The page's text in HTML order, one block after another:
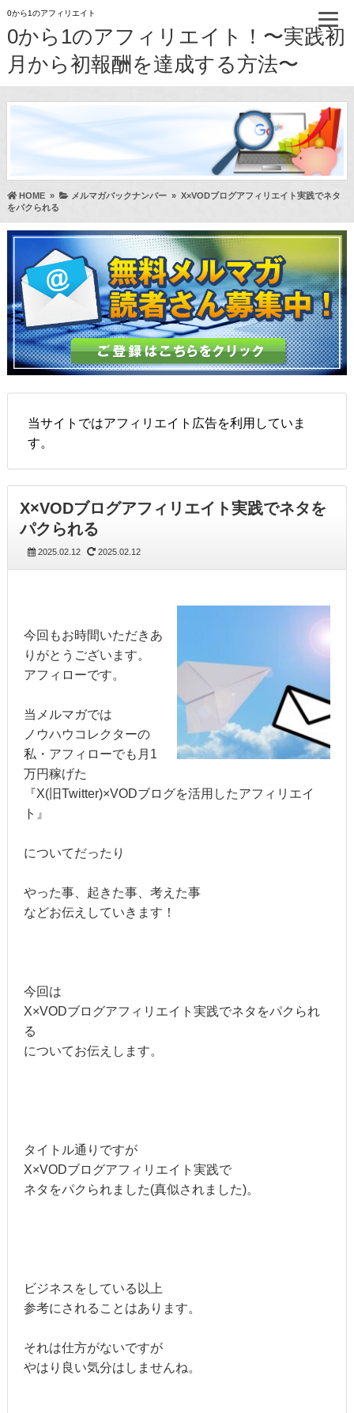
0から1のアフィリエイト
0から1のアフィリエイト！〜実践初
月から初報酬を達成する方法〜
HOME» メルマガバックナンバー» X×VODブログアフィリエイト実践でネタ
をパクられる
当サイトではアフィリエイト広告を利用していま
す。
X×VODブログアフィリエイト実践でネタを
パクられる
2025.02.12 2025.02.12
今回もお時間いただきあ
りがとうございます。
アフィローです。
当メルマガでは
ノウハウコレクターの
私・アフィローでも月1
万円稼げた
『X(旧Twitter)×VODブログを活用したアフィリエイ
ト』
についてだったり
やった事、起きた事、考えた事
などお伝えしていきます！
今回は
X×VODブログアフィリエイト実践でネタをパクられ
る
についてお伝えします。
タイトル通りですが
X×VODブログアフィリエイト実践で
ネタをパクられました(真似されました)。
ビジネスをしている以上
参考にされることはあります。
それは仕方がないですが
やはり良い気分はしませんね。